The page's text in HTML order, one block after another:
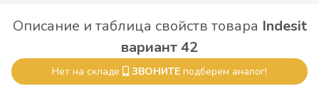
Описание и таблица свойств товара Indesit
вариант 42
Нет на складе ЗВОНИТЕ подберем аналог!